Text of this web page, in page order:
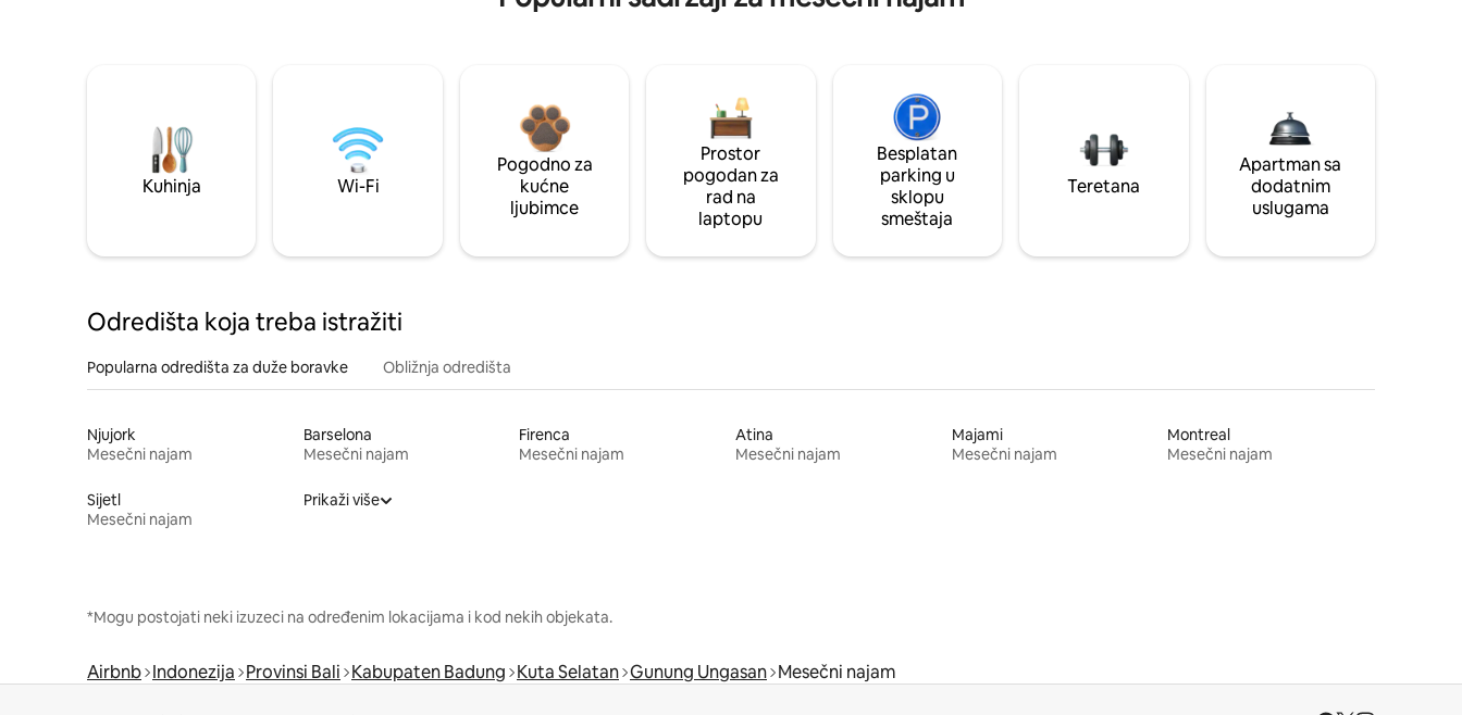
Kuhinja Wi-Fi
Pogodno za
kućne
ljubimce
Prostor
pogodan za
rad na
laptopu
Besplatan
parking u
sklopu
smeštaja
Teretana
Apartman sa
dodatnim
uslugama
Odredišta koja treba istražiti
Popularna odredišta za duže boravke Obližnja odredišta
Njujork
Mesečni najam
Barselona
Mesečni najam
Firenca
Mesečni najam
Atina
Mesečni najam
Majami
Mesečni najam
Montreal
Mesečni najam
Sijetl
Mesečni najam
Prikaži više
*Mogu postojati neki izuzeci na određenim lokacijama i kod nekih objekata.
Airbnb Indonezija Provinsi Bali Kabupaten Badung Kuta Selatan Gunung Ungasan Mesečni najam